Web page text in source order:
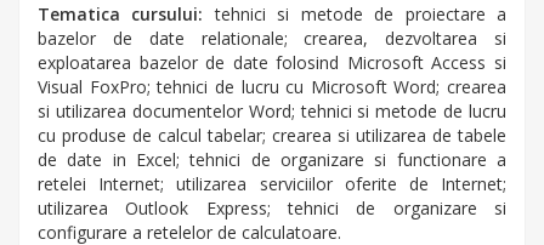
Tematica cursului: tehnici si metode de proiectare a
bazelor de date relationale; crearea, dezvoltarea si
exploatarea bazelor de date folosind Microsoft Access si
Visual FoxPro; tehnici de lucru cu Microsoft Word; crearea
si utilizarea documentelor Word; tehnici si metode de lucru
cu produse de calcul tabelar; crearea si utilizarea de tabele
de date in Excel; tehnici de organizare si functionare a
retelei Internet; utilizarea serviciilor oferite de Internet;
utilizarea Outlook Express; tehnici de organizare si
configurare a retelelor de calculatoare.